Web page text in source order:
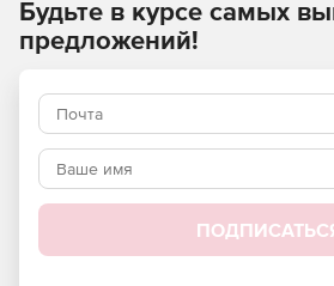
Веб-консоль для управления и
Работа в кластерном режиме:
информации для легкого
отчетов.
Масштабируемое решение: нет
Будьте в курсе самых
предложений!